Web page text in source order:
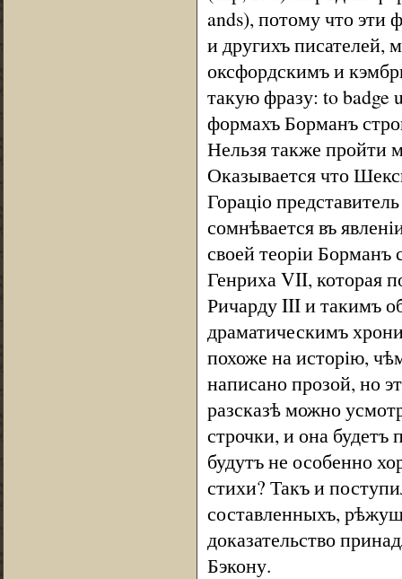
ands), потому что эти
и другихъ писателей,
оксфордскимъ и
такую фразу: to badge
формахъ Борманъ
Нельзя также пройти
Оказывается что
Гораціо
сомнѣвается въ
своей теоріи Борманъ
Генриха VII, которая
Ричарду III и такимъ
драматическимъ
похоже на исторію,
написано прозой, но
разсказѣ можно
строчки, и она
будутъ не особенно
стихи? Такъ и
составленныхъ,
доказательство
Бэкону.